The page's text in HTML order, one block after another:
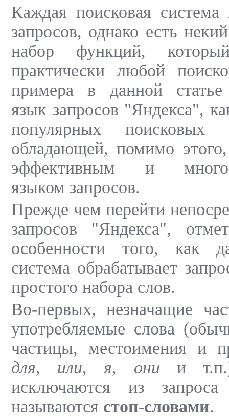
Каждая поисковая
запросов, однако есть
набор функций, который
практически любой
примера в данной статье
язык запросов "Яндекса",
популярных поисковых
обладающей, помимо
эффективным и
языком запросов.
Прежде чем перейти
запросов "Яндекса",
особенности того, как
система обрабатывает
простого набора слов.
Во-первых, незначащие
употребляемые слова
частицы, местоимения и
для, или,я, они и т.п.)
исключаются из
называются стоп-словами.